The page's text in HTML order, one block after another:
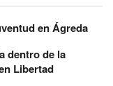
en Ágreda
dentro de la
Libertad